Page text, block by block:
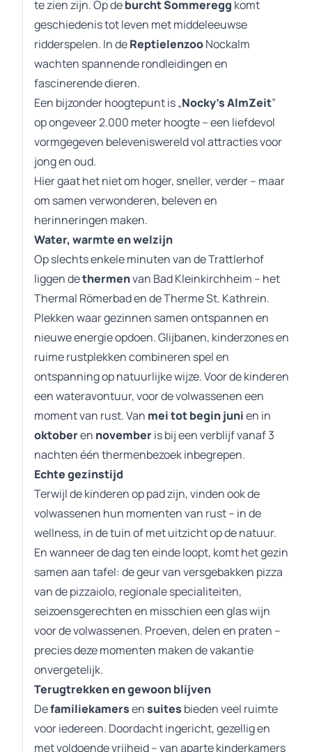
te zien zijn. Op deburcht Sommeregg komt
geschiedenis tot leven met middeleeuwse
ridderspelen. In deReptielenzooNockalm
wachten spannende rondleidingen en
fascinerende dieren.
Een bijzonder hoogtepunt is „Nocky’s AlmZeit”
op ongeveer 2.000 meter hoogte – een liefdevol
vormgegeven beleveniswereld vol attracties voor
jong en oud.
Hier gaat het niet om hoger, sneller, verder – maar
om samen verwonderen, beleven en
herinneringen maken.
Water, warmte en welzijn
Op slechts enkele minuten van de Trattlerhof
liggen dethermenvan Bad Kleinkirchheim – het
Thermal Römerbad en de Therme St. Kathrein.
Plekken waar gezinnen samen ontspannen en
nieuwe energie opdoen. Glijbanen, kinderzones en
ruime rustplekken combineren spel en
ontspanning op natuurlijke wijze. Voor de kinderen
een wateravontuur, voor de volwassenen een
moment van rust. Van mei tot begin junien in
oktoberen novemberis bij een verblijf vanaf 3
nachten één thermenbezoek inbegrepen.
Echte gezinstijd
Terwijl de kinderen op pad zijn, vinden ook de
volwassenen hun momenten van rust – in de
wellness, in de tuin of met uitzicht op de natuur.
En wanneer de dag ten einde loopt, komt het gezin
samen aan tafel: de geur van versgebakken pizza
van de pizzaiolo, regionale specialiteiten,
seizoensgerechten en misschien een glas wijn
voor de volwassenen. Proeven, delen en praten –
precies deze momenten maken de vakantie
onvergetelijk.
Terugtrekken en gewoon blijven
Defamiliekamersensuites bieden veel ruimte
voor iedereen. Doordacht ingericht, gezellig en
met voldoende vrijheid – van aparte kinderkamers